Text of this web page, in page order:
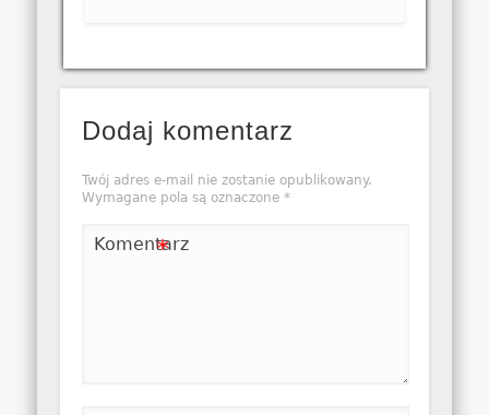
Dodaj komentarz
Twój adres e-mail nie zostanie opublikowany.
Wymagane pola są oznaczone *
Komentarz
*